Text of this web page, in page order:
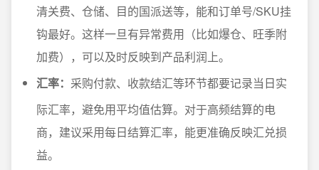
清关费、仓储、目的国派送等，能和订单号/SKU挂
钩最好。这样一旦有异常费用（比如爆仓、旺季附
加费），可以及时反映到产品利润上。
汇率： 采购付款、收款结汇等环节都要记录当日实
际汇率，避免用平均值估算。对于高频结算的电
商，建议采用每日结算汇率，能更准确反映汇兑损
益。